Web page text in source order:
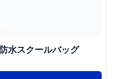
水スクールバッグ